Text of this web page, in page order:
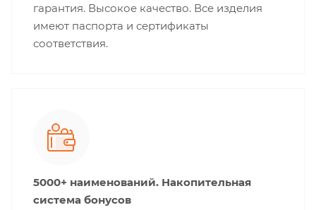
гарантия. Высокое качество. Все изделия
имеют паспорта и сертификаты
соответствия.
5000+ наименований. Накопительная
система бонусов